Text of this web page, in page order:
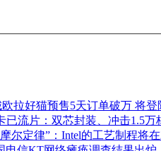
拉好猫预售5天订单破万 将登
已流片：双芯封装、冲击1.5万
尔定律”：Intel的工艺制程将